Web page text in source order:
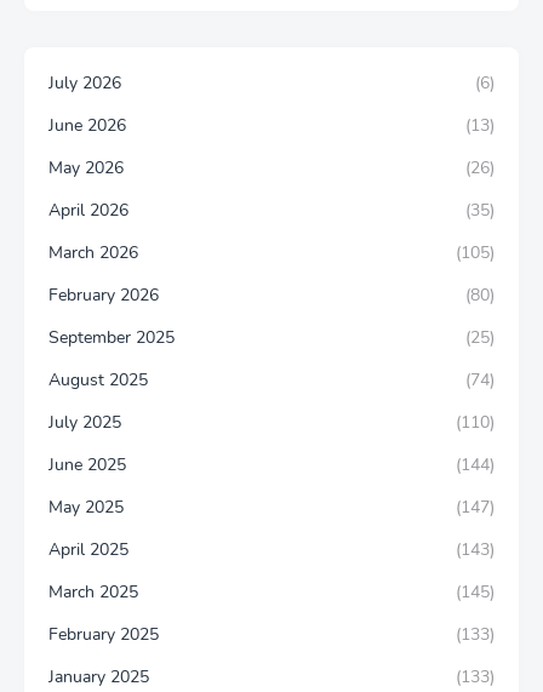
July 2026
(6)
June 2026
(13)
May 2026
(26)
April 2026
(35)
March 2026
(105)
February 2026
(80)
September 2025
(25)
August 2025
(74)
July 2025
(110)
June 2025
(144)
May 2025
(147)
April 2025
(143)
March 2025
(145)
February 2025
(133)
January 2025
(133)